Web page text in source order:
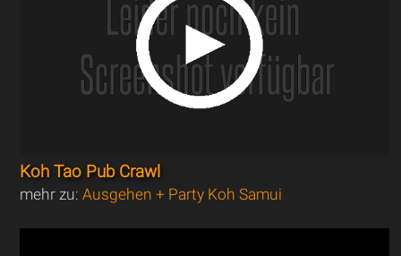
Koh Tao Pub Crawl
mehr zu:Ausgehen + Party Koh Samui